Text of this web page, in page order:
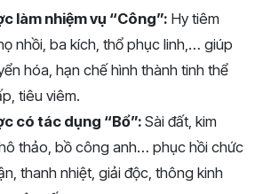
làm nhiệm vụ “Công”: Hy tiêm
nhồi, ba kích, thổ phục linh,… giúp
hóa, hạn chế hình thành tinh thể
tiêu viêm.
có tác dụng “Bổ”: Sài đất, kim
thảo, bồ công anh… phục hồi chức
thanh nhiệt, giải độc, thông kinh